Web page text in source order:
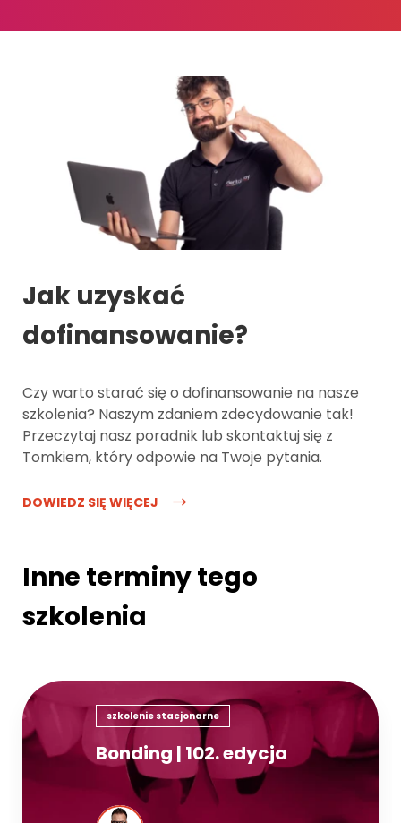
Jak uzyskać
dofinansowanie?
Czy warto starać się o dofinansowanie na nasze
szkolenia? Naszym zdaniem zdecydowanie tak!
Przeczytaj nasz poradnik lub skontaktuj się z
Tomkiem, który odpowie na Twoje pytania.
DOWIEDZ SIĘ WIĘCEJ
Inne terminy tego
szkolenia
szkolenie stacjonarne
Bonding | 102. edycja